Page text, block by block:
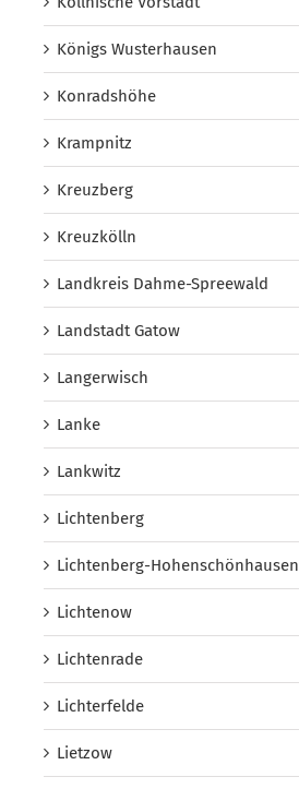
Königs Wusterhausen
Konradshöhe
Krampnitz
Kreuzberg
Kreuzkölln
Landkreis Dahme-Spreewald
Landstadt Gatow
Langerwisch
Lanke
Lankwitz
Lichtenberg
Lichtenberg-Hohenschönhausen
Lichtenow
Lichtenrade
Lichterfelde
Lietzow